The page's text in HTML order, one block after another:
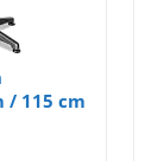
/ 115 cm
Rund